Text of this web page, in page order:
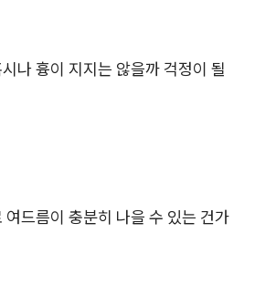
나 흉이 지지는 않을까 걱정이 될
드름이 충분히 나을 수 있는 건가